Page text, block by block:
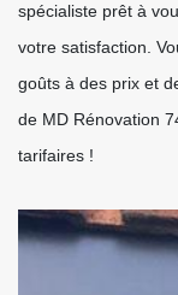
spécialiste prêt à
votre satisfaction.
goûts à des prix et
de MD Rénovation
tarifaires !